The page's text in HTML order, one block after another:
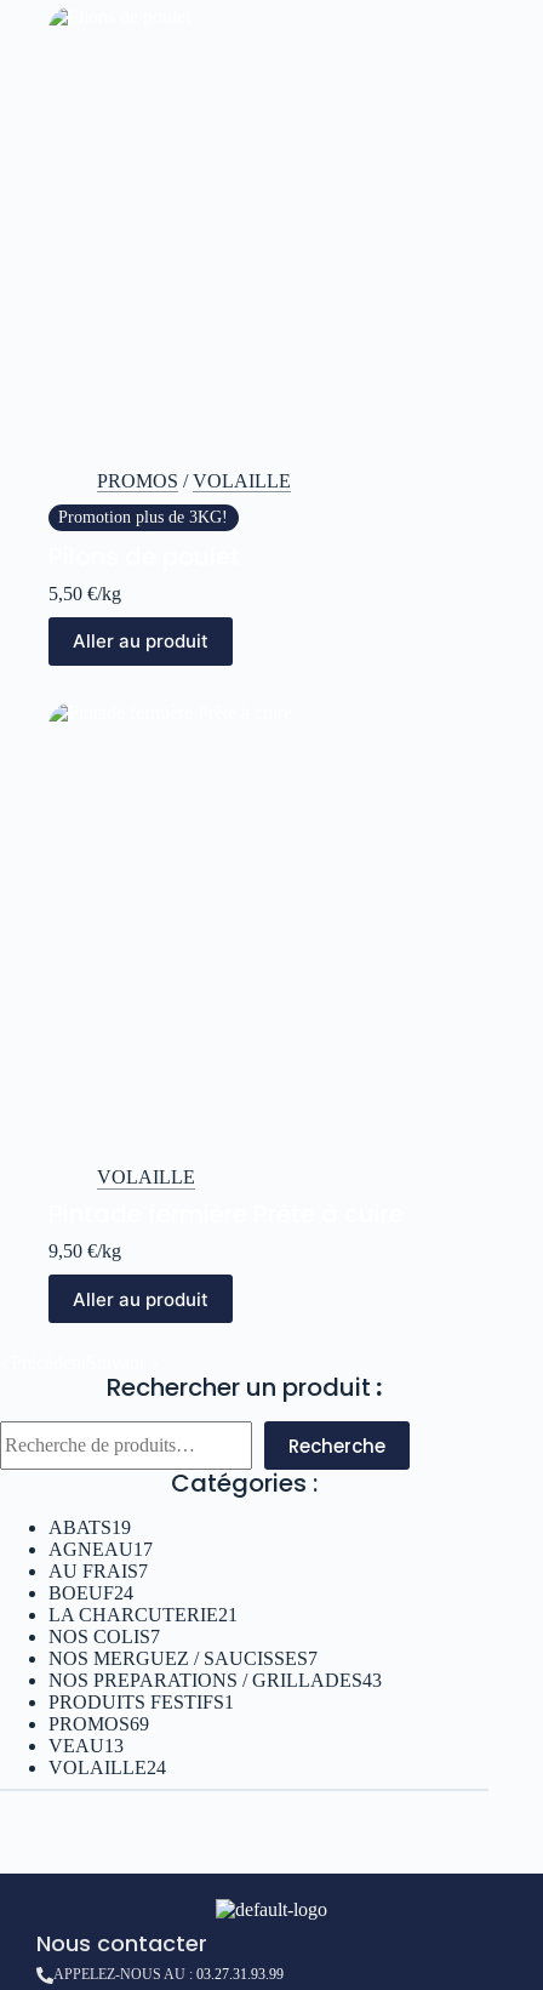
PROMOS /VOLAILLE
Promotion plus de 3KG!
5,50 €/kg
Aller au produit
VOLAILLE
9,50 €/kg
Aller au produit
Rechercher un produit :
Recherche
Catégories :
ABATS19
AGNEAU17
AU FRAIS7
BOEUF24
LA CHARCUTERIE21
NOS COLIS7
NOS MERGUEZ / SAUCISSES7
NOS PREPARATIONS / GRILLADES43
PRODUITS FESTIFS1
PROMOS69
VEAU13
VOLAILLE24
Nous contacter
APPELEZ-NOUS AU : 03.27.31.93.99